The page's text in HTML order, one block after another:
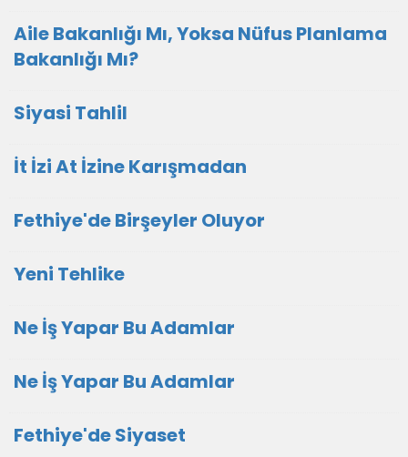
Aile Bakanlığı Mı, Yoksa Nüfus Planlama
Bakanlığı Mı?
Siyasi Tahlil
İt İzi At İzine Karışmadan
Fethiye'de Birşeyler Oluyor
Yeni Tehlike
Ne İş Yapar Bu Adamlar
Ne İş Yapar Bu Adamlar
Fethiye'de Siyaset